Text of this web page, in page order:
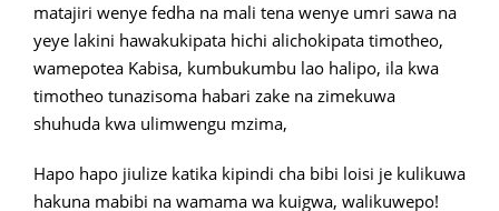
matajiri wenye fedha na mali tena wenye umri sawa na
yeye lakini hawakukipata hichi alichokipata timotheo,
wamepotea Kabisa, kumbukumbu lao halipo, ila kwa
timotheo tunazisoma habari zake na zimekuwa
shuhuda kwa ulimwengu mzima,
Hapo hapo jiulize katika kipindi cha bibi loisi je kulikuwa
hakuna mabibi na wamama wa kuigwa, walikuwepo!